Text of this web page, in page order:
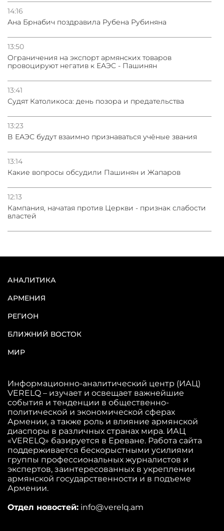
14:16
Ана Брнабич поздравила Рубена Рубиняна
13:50
Oграничения на экспорт армянских товаров
провоцируют негатив к ЕАЭС - Пашинян
13:41
Судят Католикоса: день позора и предательства
13:23
В ЕАЭС будут взаимно признаваться учёные звания
13:14
Какие вопросы обсудили Пашинян и Жапаров
12:13
Кампания, начатая против Церкви - признак слабости
властей
АНАЛИТИКА
АРМЕНИЯ
РЕГИОН
БЛИЖНИЙ ВОСТОК
МИР
Информационно-аналитический центр (ИАЦ)
VERELQ – изучает и освещает важнейшие
события и тенденции в общественно-
политической и экономической сферах
Армении, а также роль и влияние армянской
диаспоры в различных странах мира. ИАЦ
«VERELQ» базируется в Ереване. Работа сайта
поддерживается бескорыстными усилиями
группы профессиональных журналистов и
экспертов, заинтересованных в укреплении
армянской государственности и в подъеме
Армении.
Отдел новостей: info@verelq.am